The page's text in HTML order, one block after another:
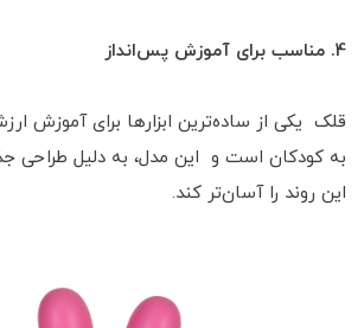
4. مناسب برای آموزش پس‌انداز
قلک یکی از ساده‌ترین ابزارها برای آموزش
به کودکان است و این مدل، به دلیل طراحی
این روند را آسان‌تر کند.